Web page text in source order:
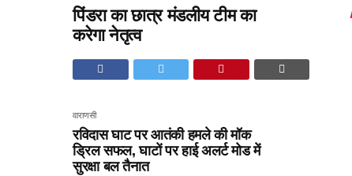
पिंडरा का छात्र मंडलीय टीम का
करेगा नेतृत्व
वाराणसी
रविदास घाट पर आतंकी हमले की मॉक
ड्रिल सफल, घाटों पर हाई अलर्ट मोड में
सुरक्षा बल तैनात